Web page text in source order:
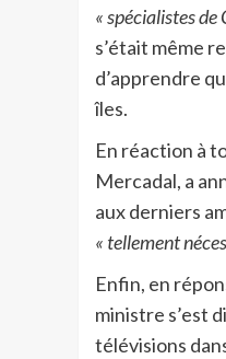
« spécialistes de
s’était même
d’apprendre
îles.
En réaction à
Mercadal, a
aux derniers
« tellement
Enfin, en
ministre s’est
télévisions